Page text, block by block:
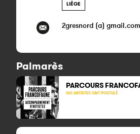
LIÈGE
2gresnord (a) gmail.com
Palmarès
PARCOURS
160 ARTISTES ONT POSTULÉ